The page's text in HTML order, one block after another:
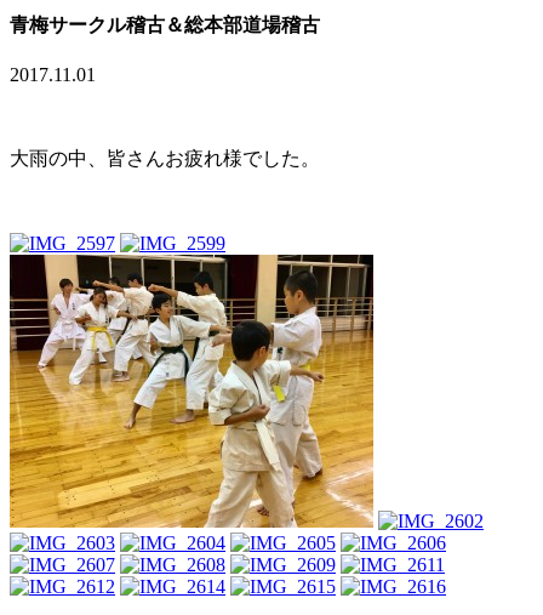
青梅サークル稽古＆総本部道場稽古
2017.11.01
大雨の中、皆さんお疲れ様でした。